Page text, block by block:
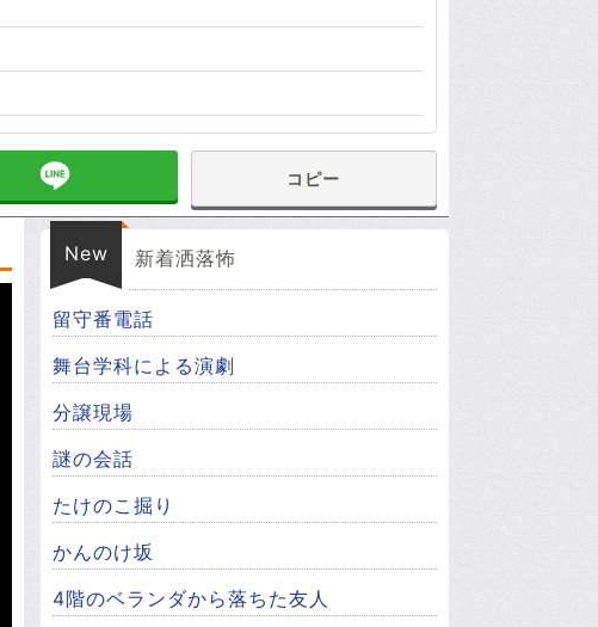
コピー
New 新着洒落怖
留守番電話
舞台学科による演劇
分譲現場
謎の会話
たけのこ掘り
かんのけ坂
4階のベランダから落ちた友人